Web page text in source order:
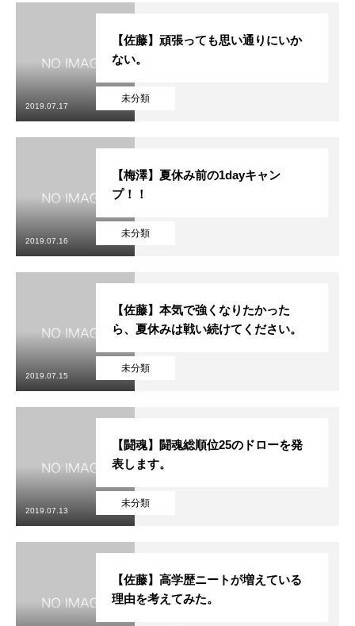
未分類
【佐藤】頑張っても思い通りにいか
ない。
2019.07.17
未分類
【梅澤】夏休み前の1dayキャン
プ！！
2019.07.16
未分類
【佐藤】本気で強くなりたかった
ら、夏休みは戦い続けてください。
2019.07.15
未分類
【闘魂】闘魂総順位25のドローを発
表します。
2019.07.13
【佐藤】高学歴ニートが増えている
理由を考えてみた。